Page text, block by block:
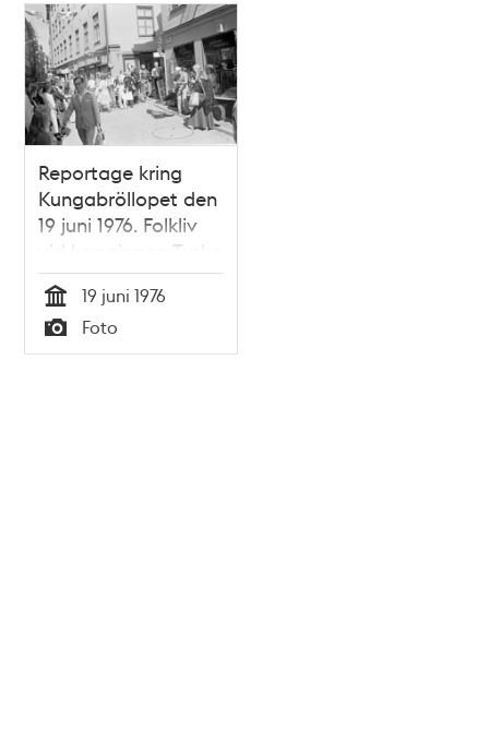
Reportage kring
Kungabröllopet den
19 juni 1976. Folkliv
vid korsningen Tyska
Brinken -
Västerlånggatan
Tid
19 juni 1976
Typ
Foto